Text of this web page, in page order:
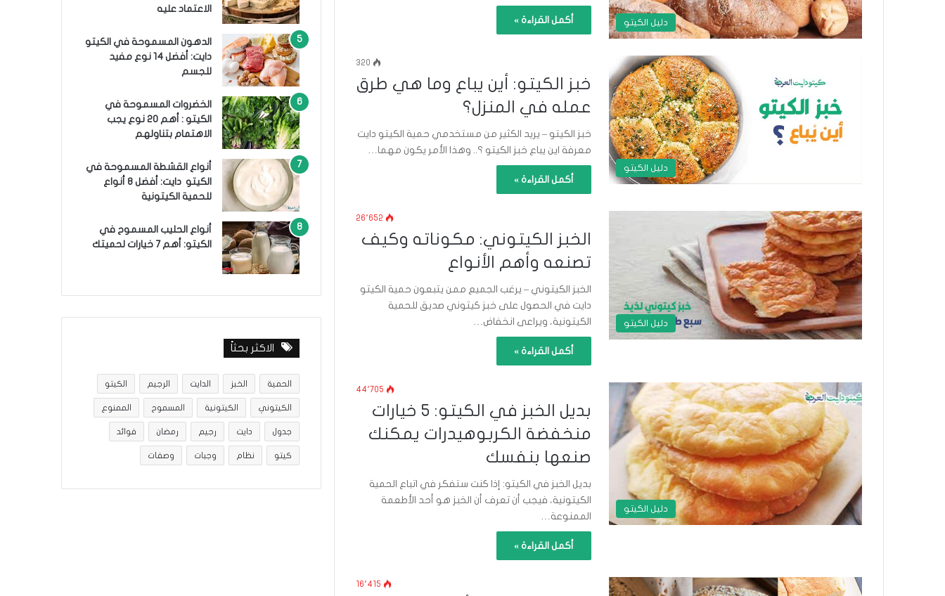
دليل الكيتو أكمل القراءة »
دليل الكيتو
320
خبز الكيتو: أين يباع وما هي طرق
عمله في المنزل؟
خبز الكيتو – يريد الكثير من مستخدمي حمية الكيتو دايت
معرفة اين يباع خبز الكيتو ؟.. وهذا الأمر يكون مهما…
أكمل القراءة »
دليل الكيتو
26٬652
الخبز الكيتوني: مكوناته وكيف
تصنعه وأهم الأنواع
الخبز الكيتوني – يرغب الجميع ممن يتبعون حمية الكيتو
دايت في الحصول على خبز كيتوني صديق للحمية
الكيتونية، ويراعى انخفاض…
أكمل القراءة »
دليل الكيتو
44٬705
بديل الخبز في الكيتو: 5 خيارات
منخفضة الكربوهيدرات يمكنك
صنعها بنفسك
بديل الخبز في الكيتو: إذا كنت ستفكر في اتباع الحمية
الكيتونية، فيجب أن تعرف أن الخبز هو أحد الأطعمة
الممنوعة…
أكمل القراءة »
16٬415
الاعتماد عليه
الدهون المسموحة في الكيتو
دايت: أفضل 14 نوع مفيد
للجسم
الخضروات المسموحة في
الكيتو : أهم 20 نوع يجب
الاهتمام بتناولهم
أنواع القشطة المسموحة في
الكيتو دايت: أفضل 8 أنواع
للحمية الكيتونية
أنواع الحليب المسموح في
الكيتو: أهم 7 خيارات لحميتك
الاكثر بحثاً
الحمية الخبز الدايت الرجيم الكيتو
الكيتوني الكيتونية المسموح الممنوع
جدول دايت رجيم رمضان فوائد
كيتو نظام وجبات وصفات